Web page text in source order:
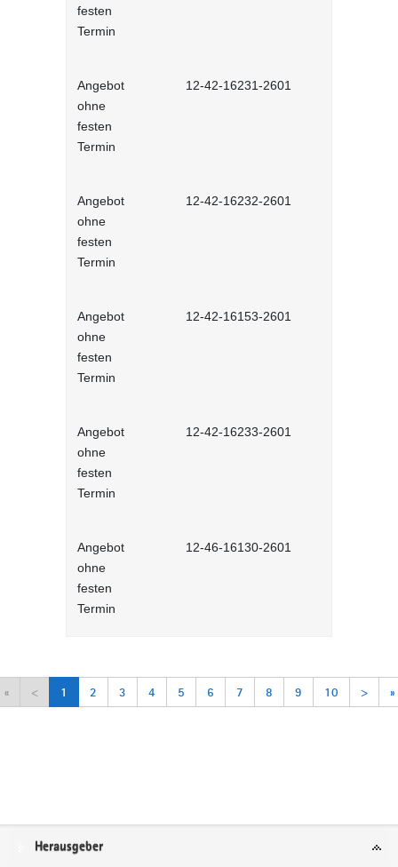
festen
Termin
Angebot
ohne
festen
Termin
12-42-16231-2601
Angebot
ohne
festen
Termin
12-42-16232-2601
Angebot
ohne
festen
Termin
12-42-16153-2601
Angebot
ohne
festen
Termin
12-42-16233-2601
Angebot
ohne
festen
Termin
12-46-16130-2601
« < 1 2 3 4 5 6 7 8 9 10 > »
Service
Herausgeber